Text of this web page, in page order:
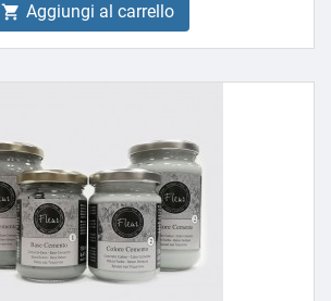
 Aggiungi al carrello